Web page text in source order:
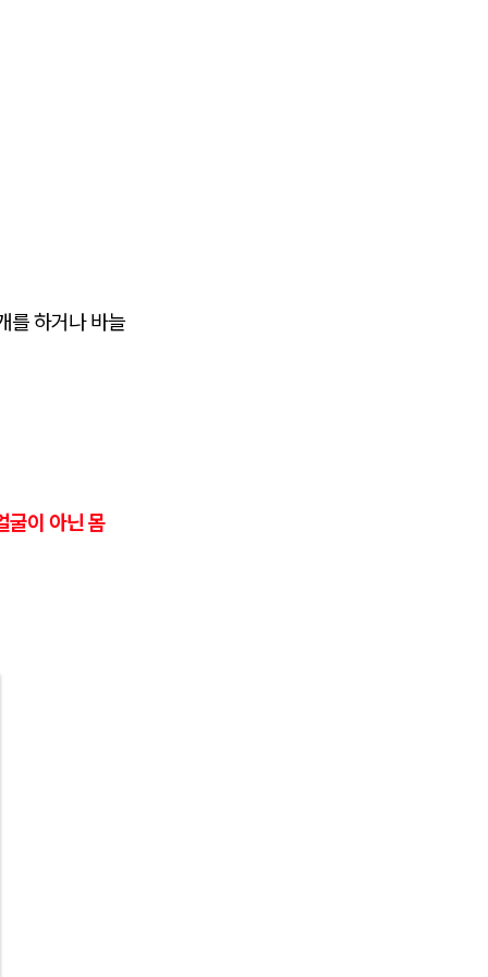
를 하거나 바늘
굴이 아닌 몸